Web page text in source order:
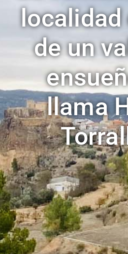
de un
llama